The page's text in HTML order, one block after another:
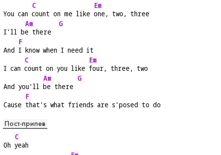
You can
C
count on me like
Em
one, two, three
I'll b
Am
e there
G
And
F
I know when I need it
I can
C
count on you like
Em
four, three, two
And you'll
Am
be there
G
Cause
F
that's what friends are s'posed to do
Пост-припев
Oh
C
yeah